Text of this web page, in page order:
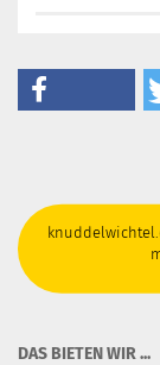
DAS BIETEN WIR ...